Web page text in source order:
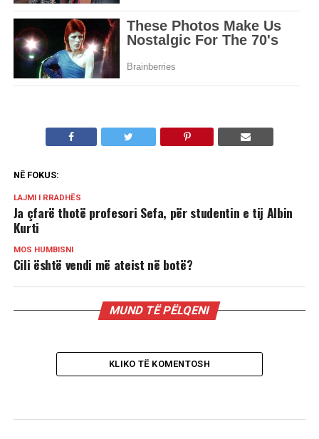
NË FOKUS:
LAJMI I RRADHËS
Ja çfarë thotë profesori Sefa, për studentin e tij Albin
Kurti
MOS HUMBISNI
Cili është vendi më ateist në botë?
MUND TË PËLQENI
KLIKO TË KOMENTOSH